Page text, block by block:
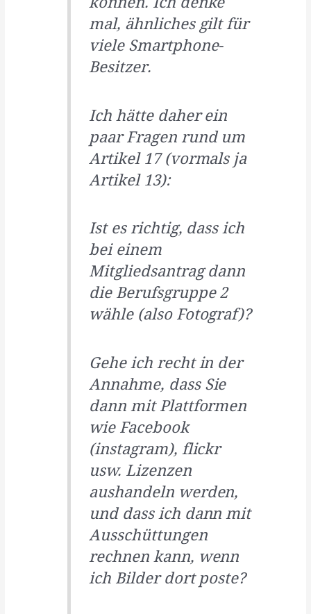
mal, ähnliches gilt für
viele Smartphone-
Besitzer.
Ich hätte daher ein
paar Fragen rund um
Artikel 17 (vormals ja
Artikel 13):
Ist es richtig, dass ich
bei einem
Mitgliedsantrag dann
die Berufsgruppe 2
wähle (also Fotograf)?
Gehe ich recht in der
Annahme, dass Sie
dann mit Plattformen
wie Facebook
(instagram), flickr
usw. Lizenzen
aushandeln werden,
und dass ich dann mit
Ausschüttungen
rechnen kann, wenn
ich Bilder dort poste?